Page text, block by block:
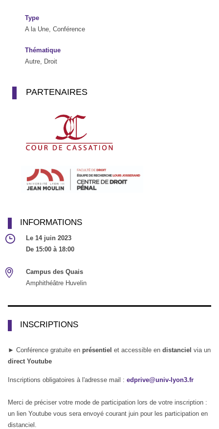
Type
A la Une, Conférence
Thématique
Autre, Droit
PARTENAIRES
INFORMATIONS
Le 14 juin 2023
De 15:00 à 18:00
Campus des Quais
Amphithéâtre Huvelin
INSCRIPTIONS
► Conférence gratuite en présentiel et accessible en distanciel via un
direct Youtube
Inscriptions obligatoires à l'adresse mail : edprive@univ-lyon3.fr
Merci de préciser votre mode de participation lors de votre inscription :
un lien Youtube vous sera envoyé courant juin pour les participation en
distanciel.